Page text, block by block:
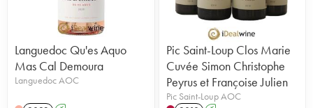
Languedoc Qu'es Aquo
Mas Cal Demoura
Languedoc AOC
Pic Saint-Loup Clos Marie
Cuvée Simon Christophe
Peyrus et Françoise Julien
Pic Saint-Loup AOC